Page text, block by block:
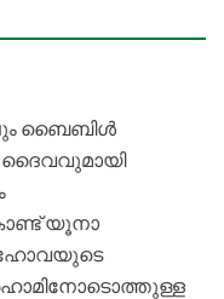
ബൈബിൾ
ദൈവവുമായി
യൂനാ